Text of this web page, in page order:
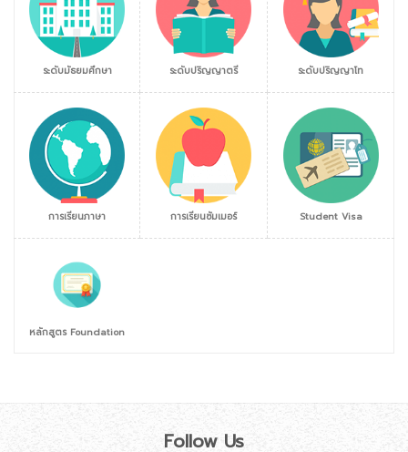
ระดับมัธยมศึกษา ระดับปริญญาตรี ระดับปริญญาโท
การเรียนภาษา การเรียนซัมเมอร์ Student Visa
หลักสูตร Foundation
Follow Us